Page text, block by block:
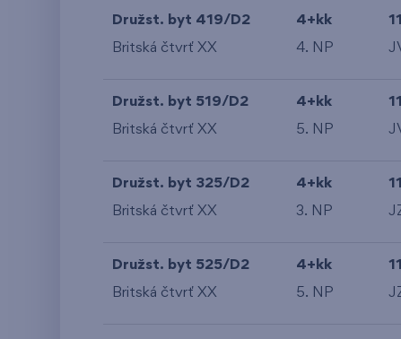
Družst. byt 419/D2 4+kk
Britská čtvrť XX 4. NP
Družst. byt 519/D2 4+kk
Britská čtvrť XX 5. NP
Družst. byt 325/D2 4+kk
Britská čtvrť XX 3. NP
Družst. byt 525/D2 4+kk
Britská čtvrť XX 5. NP